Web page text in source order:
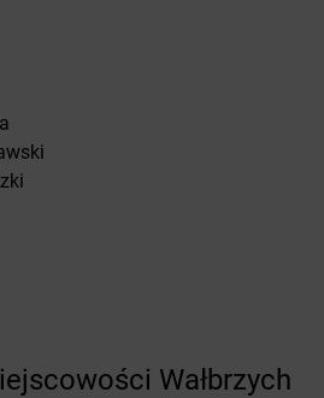
Wałbrzych